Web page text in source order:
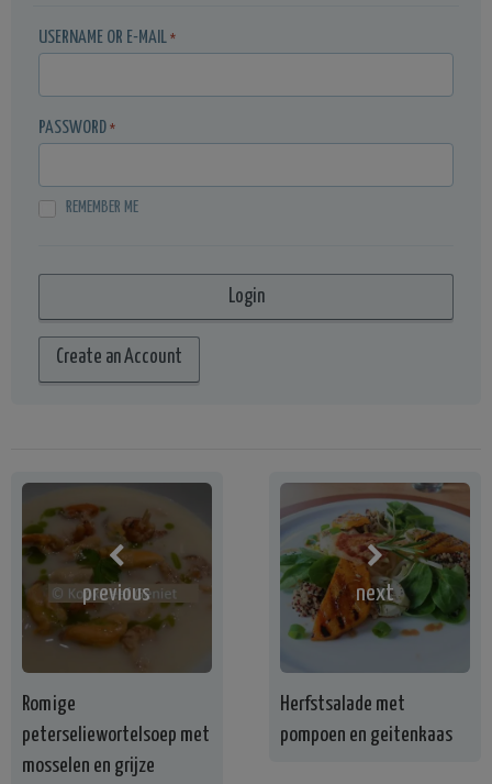
USERNAME OR E-MAIL *
PASSWORD *
REMEMBER ME
Create an Account
previous
Romige
peterseliewortelsoep met
mosselen en grijze
next
Herfstsalade met
pompoen en geitenkaas